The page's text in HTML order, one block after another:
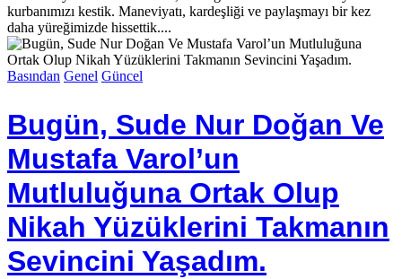
kurbanımızı kestik. Maneviyatı, kardeşliği ve paylaşmayı bir kez
daha yüreğimizde hissettik....
Basından Genel Güncel
Bugün, Sude Nur Doğan Ve
Mustafa Varol’un
Mutluluğuna Ortak Olup
Nikah Yüzüklerini Takmanın
Sevincini Yaşadım.